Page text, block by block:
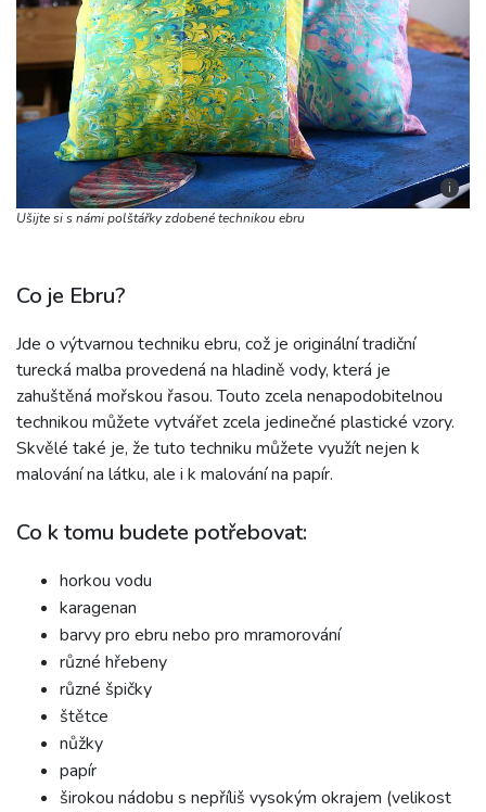
i
Ušijte si s námi polštářky zdobené technikou ebru
Co je Ebru?
Jde o výtvarnou techniku ebru, což je originální tradiční
turecká malba provedená na hladině vody, která je
zahuštěná mořskou řasou. Touto zcela nenapodobitelnou
technikou můžete vytvářet zcela jedinečné plastické vzory.
Skvělé také je, že tuto techniku můžete využít nejen k
malování na látku, ale i k malování na papír.
Co k tomu budete potřebovat:
horkou vodu
karagenan
barvy pro ebru nebo pro mramorování
různé hřebeny
různé špičky
štětce
nůžky
papír
širokou nádobu s nepříliš vysokým okrajem (velikost